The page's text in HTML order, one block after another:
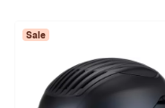
Sale